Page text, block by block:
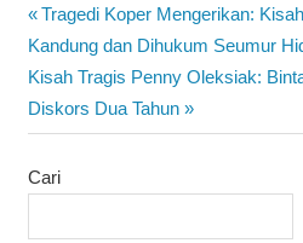
Navigasi
pos
Previous
Post:
Tragedi Koper Mengerikan:
Kandung dan Dihukum Seumur
Next
Post:
Kisah Tragis Penny Oleksiak:
Diskors Dua Tahun
Cari